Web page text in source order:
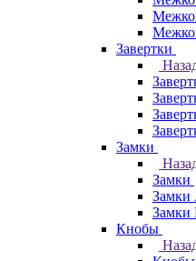
Завертки
Замки
Замки
Замки
Замки
Кнобы